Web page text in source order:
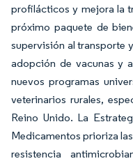
profilácticos y mejora la
próximo paquete de
supervisión al transporte
adopción de vacunas y
nuevos programas
veterinarios rurales,
Reino Unido. La
Medicamentos prioriza
resistencia